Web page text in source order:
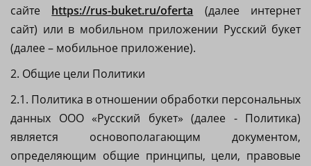
сайте https://rus-buket.ru/oferta (далее интернет
сайт) или в мобильном приложении Русский букет
(далее – мобильное приложение).
2. Общие цели Политики
2.1. Политика в отношении обработки персональных
данных ООО «Русский букет» (далее - Политика)
является основополагающим документом,
определяющим общие принципы, цели, правовые